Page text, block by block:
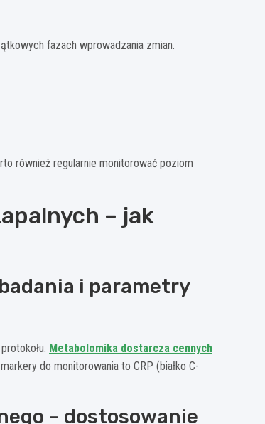
fazach wprowadzania zmian.
również regularnie monitorować poziom
– jak
i parametry
Metabolomika dostarcza cennych
do monitorowania to CRP (białko C-
– dostosowanie